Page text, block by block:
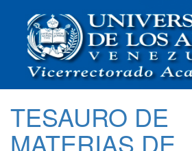
TESAURO DE
MATERIAS DE